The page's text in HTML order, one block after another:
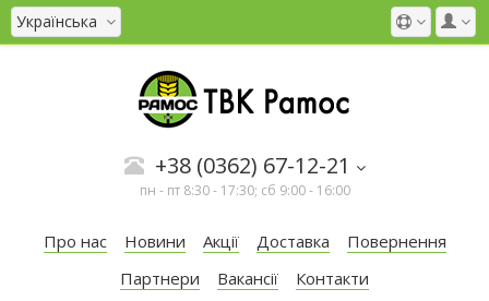
Українська
+38 (0362) 67-12-21
пн - пт 8:30 - 17:30; сб 9:00 - 16:00
Про нас Новини Акції Доставка
Повернення
Партнери
Вакансії Контакти